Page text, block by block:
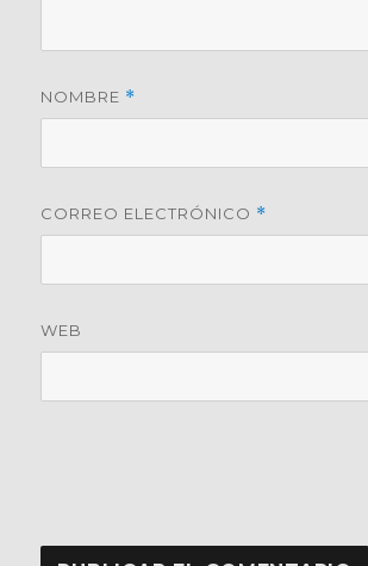
NOMBRE *
CORREO ELECTRÓNICO *
WEB